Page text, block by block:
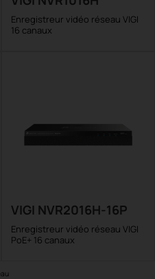
Enregistreur vidéo réseau VIGI
16 canaux
VIGI NVR2016H-16P
Enregistreur vidéo réseau VIGI
PoE+ 16 canaux